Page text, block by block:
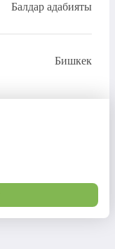
Балдар адабияты
Бишкек